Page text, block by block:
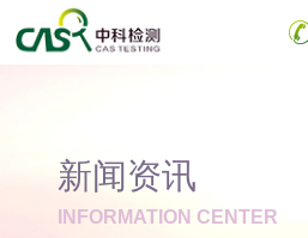
新闻资讯
INFORMATION CENTER
化妆品眼刺激试